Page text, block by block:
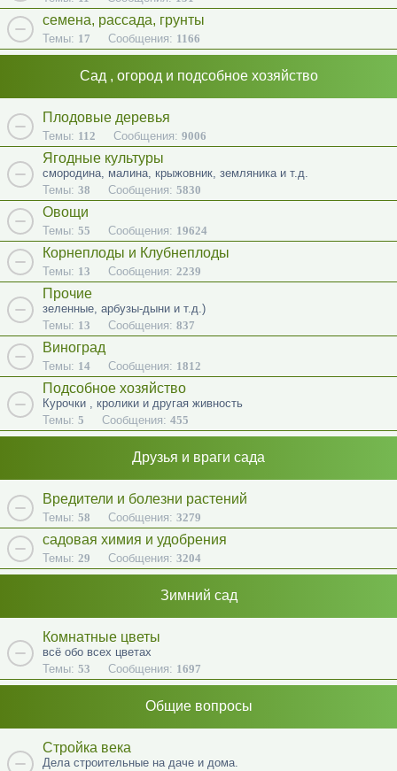
семена, рассада, грунты
Темы: 17 Сообщения: 1166
Сад , огород и подсобное хозяйство
Плодовые деревья
Темы: 112 Сообщения: 9006
Ягодные культуры
смородина, малина, крыжовник, земляника и т.д.
Темы: 38 Сообщения: 5830
Овощи
Темы: 55 Сообщения: 19624
Корнеплоды и Клубнеплоды
Темы: 13 Сообщения: 2239
Прочие
зеленные, арбузы-дыни и т.д.)
Темы: 13 Сообщения: 837
Виноград
Темы: 14 Сообщения: 1812
Подсобное хозяйство
Курочки , кролики и другая живность
Темы: 5 Сообщения: 455
Друзья и враги сада
Вредители и болезни растений
Темы: 58 Сообщения: 3279
садовая химия и удобрения
Темы: 29 Сообщения: 3204
Зимний сад
Комнатные цветы
всё обо всех цветах
Темы: 53 Сообщения: 1697
Общие вопросы
Стройка века
Дела строительные на даче и дома.